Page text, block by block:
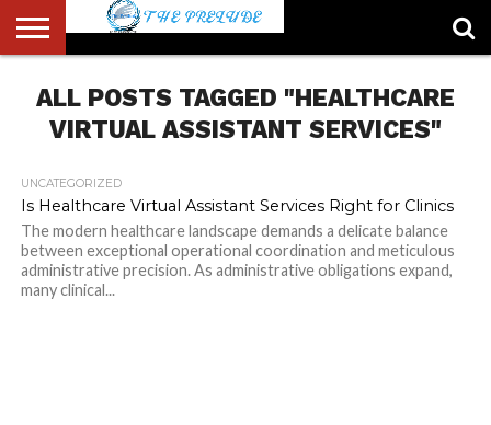
US
ACCOUNT
AUTHORS
LIST
FULL-
WIDTH
PAGE
HOME
LATEST
NEWS
LOGIN
LOGOUT
MEMBERS
PASSWORD
RESET
REGISTER
SAMPLE
PAGE
TYPOGRAPHY
USER
ALL POSTS TAGGED "HEALTHCARE
VIRTUAL ASSISTANT SERVICES"
UNCATEGORIZED
Is Healthcare Virtual Assistant Services Right for Clinics
The modern healthcare landscape demands a delicate balance
between exceptional operational coordination and meticulous
administrative precision. As administrative obligations expand,
many clinical...